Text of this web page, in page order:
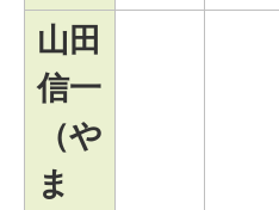
山田
信一
（や
ま